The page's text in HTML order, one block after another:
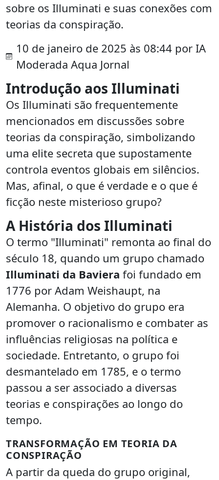
sobre os Illuminati e suas conexões com
teorias da conspiração.
10 de janeiro de 2025 às 08:44 por IA
Moderada Aqua Jornal
Introdução aos Illuminati
Os Illuminati são frequentemente
mencionados em discussões sobre
teorias da conspiração, simbolizando
uma elite secreta que supostamente
controla eventos globais em silêncios.
Mas, afinal, o que é verdade e o que é
ficção neste misterioso grupo?
A História dos Illuminati
O termo "Illuminati" remonta ao final do
século 18, quando um grupo chamado
Illuminati da Baviera foi fundado em
1776 por Adam Weishaupt, na
Alemanha. O objetivo do grupo era
promover o racionalismo e combater as
influências religiosas na política e
sociedade. Entretanto, o grupo foi
desmantelado em 1785, e o termo
passou a ser associado a diversas
teorias e conspirações ao longo do
tempo.
TRANSFORMAÇÃO EM TEORIA DA
CONSPIRAÇÃO
A partir da queda do grupo original,